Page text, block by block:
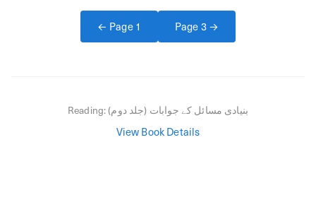
← Page 1 Page 3→
Reading:بنیادی مسائل کے جوابات (جلد دوم)
View Book Details